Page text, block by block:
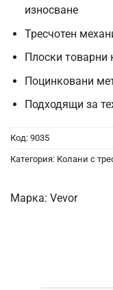
износване
Тресчотен
Плоски товарни
Поцинковани
Подходящи за
Код: 9035
Категория: Колани с
Марка: Vevor